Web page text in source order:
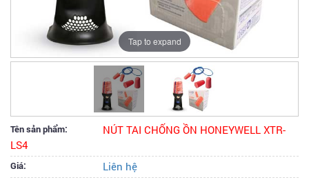
Tap to expand
Tên sản phẩm:
NÚT TAI CHỐNG ỒN HONEYWELL XTR-
LS4
Giá: Liên hệ